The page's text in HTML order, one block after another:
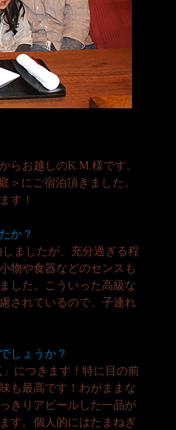
らお越しのK.M.様です。
＞にご宿泊頂きました。
す！
か？
ましたが、充分過ぎる程
物や食器などのセンスも
した。こういった高級な
されているので、子連れ
しょうか？
」につきます！特に目の前
も最高です！わがままな
きりアピールした一品が
す。個人的にはたまねぎ